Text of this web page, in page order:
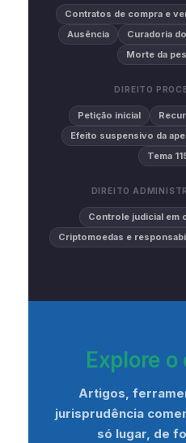
Contratos de compra e
Ausência
Curadoria
Morte da
DIREITO
Petição inicial
Efeito suspensivo da
Tema
DIREITO
Controle judicial em
Criptomoedas e
Explore
Artigos,
jurisprudência
só lugar, de